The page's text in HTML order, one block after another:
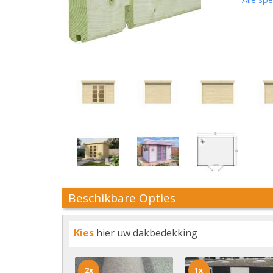
Beschikbare Opties
Kies hier uw dakbedekking
2x 1x